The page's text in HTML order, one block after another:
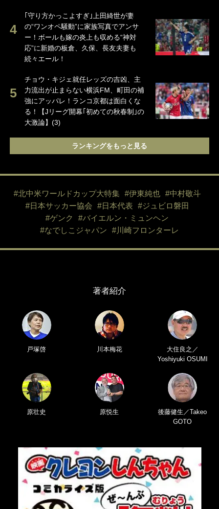
｢守り方かっこよすぎ｣上田綺世が妻
の“ワンオペ騒動”に家族写真でアンサ
ー！ボールも嫁の炎上も収める“神対
応”に新婚の板倉、久保、長友夫妻も
続々エール！
チョウ・キジェ就任レッズの吉凶、主
力流出が止まらない横浜FM、町田の補
強にアッパレ！ランコ京都は面白くな
る！【Jリーグ開幕｢初めての秋春制｣の
大激論】(3)
ランキングをもっと見る
#北中米ワールドカップ大特集 #伊東純也
#中村敬斗
#日本サッカー協会
#日本代表
#ジュビロ磐田
#ゲンク
#バイエルン・ミュンヘン
#なでしこジャパン
#川崎フロンターレ
著者紹介
戸塚啓 川本梅花
大住良之／
Yoshiyuki OSUMI
原壮史 原悦生
後藤健生／Takeo
GOTO